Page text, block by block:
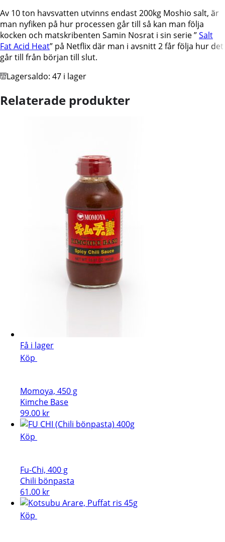
Av 10 ton havsvatten utvinns endast 200kg Moshio salt, är
man nyfiken på hur processen går till så kan man följa
kocken och matskribenten Samin Nosrat i sin serie ”Salt
Fat Acid Heat” på Netflix där man i avsnitt 2 får följa hur det
går till från början till slut.
Lagersaldo: 47 i lager
Relaterade produkter
Få i lager
Köp
Momoya, 450 g
Kimche Base
99.00 kr
Köp
Fu-Chi, 400 g
Chili bönpasta
61.00 kr
Köp